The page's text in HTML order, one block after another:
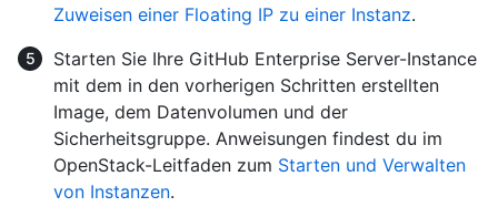
Zuweisen einer Floating IP zu einer Instanz.
Starten Sie Ihre GitHub Enterprise Server-Instance
mit dem in den vorherigen Schritten erstellten
Image, dem Datenvolumen und der
Sicherheitsgruppe. Anweisungen findest du im
OpenStack-Leitfaden zum Starten und Verwalten
von Instanzen.